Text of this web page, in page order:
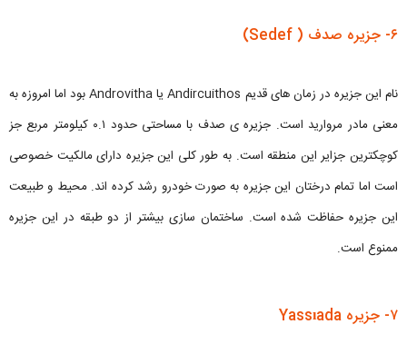
۶- جزیره صدف ( Sedef)
نام این جزیره در زمان های قدیم Andircuithos یا Androvitha بود اما امروزه به
معنی مادر مروارید است. جزیره ی صدف با مساحتی حدود ۰.۱ کیلومتر مربع جز
کوچکترین جزایر این منطقه است. به طور کلی این جزیره دارای مالکیت خصوصی
است اما تمام درختان این جزیره به صورت خودرو رشد کرده اند. محیط و طبیعت
این جزیره حفاظت شده است. ساختمان سازی بیشتر از دو طبقه در این جزیره
ممنوع است.
۷- جزیره Yassıada